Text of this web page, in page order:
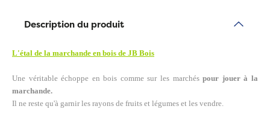
Description du produit
L'étal de la marchande en bois de JB Bois
Une véritable échoppe en bois comme sur les marchéspour jouer à la
marchande.
Il ne reste qu'à garnir les rayons de fruits et légumes et les vendre.